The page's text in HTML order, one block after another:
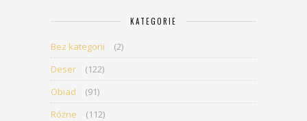
KATEGORIE
Bez kategorii
(2)
Deser
(122)
Obiad
(91)
Różne
(112)